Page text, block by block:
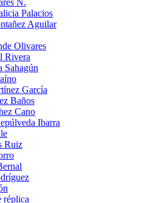
Palacios
Aguilar
Olivares
Rivera
Sahagún
García
Baños
Cano
Ibarra
Ruiz
réplica